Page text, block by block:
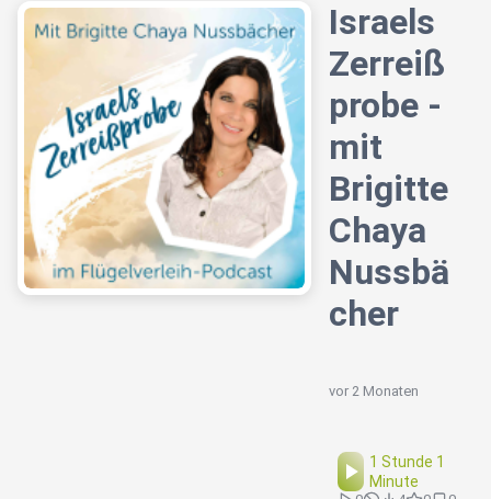
Israels
Zerreiß
probe -
mit
Brigitte
Chaya
Nussbä
cher
vor 2 Monaten
1 Stunde 1
Minute